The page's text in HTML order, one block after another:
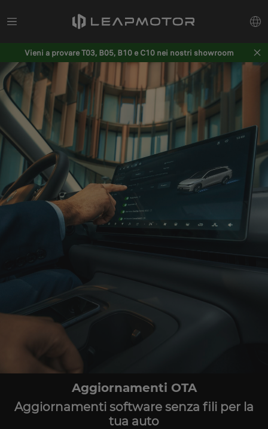
Vieni a provare T03, B05, B10 e C10 nei nostri showroom
Aggiornamenti OTA
Aggiornamenti software senza fili per la
tua auto